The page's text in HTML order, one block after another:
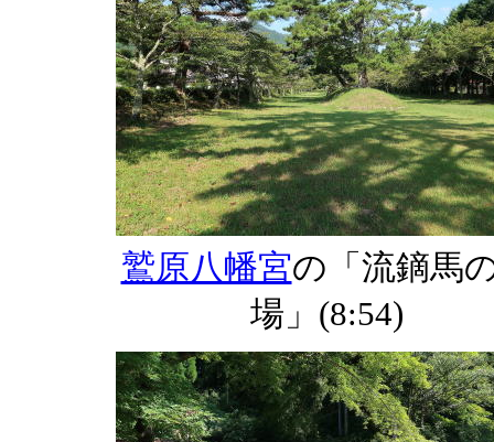
鷲原八幡宮の「流鏑馬
場」(8:54)